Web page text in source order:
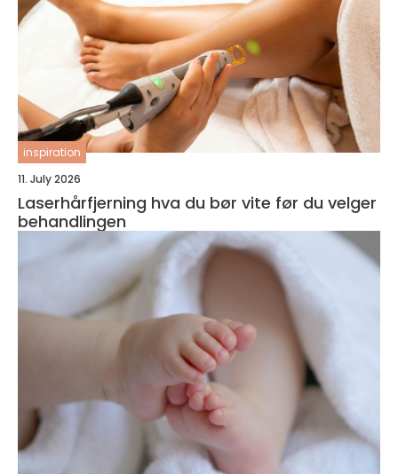
inspiration
11. July 2026
Laserhårfjerning hva du bør vite før du velger
behandlingen